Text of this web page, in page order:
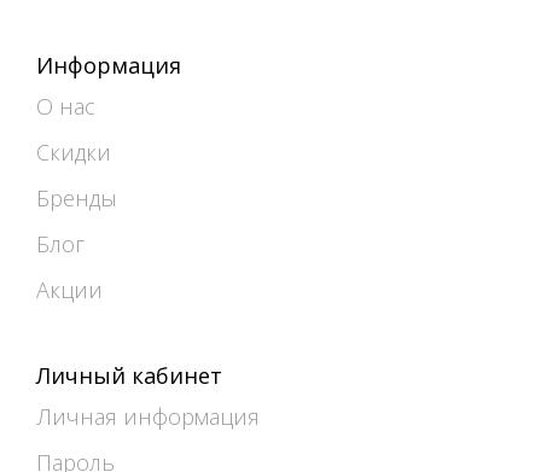
Информация
О нас
Скидки
Бренды
Блог
Акции
Личный кабинет
Личная информация
Пароль